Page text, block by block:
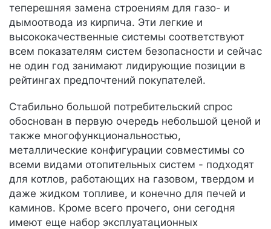
теперешняя замена строениям для газо- и
дымоотвода из кирпича. Эти легкие и
высококачественные системы соответствуют
всем показателям систем безопасности и сейчас
не один год занимают лидирующие позиции в
рейтингах предпочтений покупателей.
Стабильно большой потребительский спрос
обоснован в первую очередь небольшой ценой и
также многофункциональностью,
металлические конфигурации совместимы со
всеми видами отопительных систем - подходят
для котлов, работающих на газовом, твердом и
даже жидком топливе, и конечно для печей и
каминов. Кроме всего прочего, они сегодня
имеют еще набор эксплуатационных